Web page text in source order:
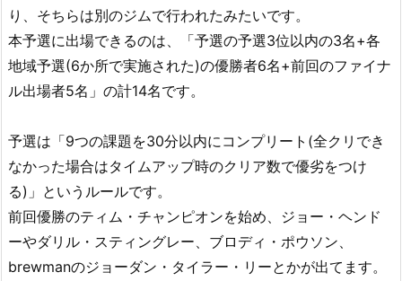
り、そちらは別のジムで行われたみたいです。
本予選に出場できるのは、「予選の予選3位以内の3名+各
地域予選(6か所で実施された)の優勝者6名+前回のファイナ
ル出場者5名」の計14名です。
予選は「9つの課題を30分以内にコンプリート(全クリでき
なかった場合はタイムアップ時のクリア数で優劣をつけ
る)」というルールです。
前回優勝のティム・チャンピオンを始め、ジョー・ヘンド
ーやダリル・スティングレー、ブロディ・ポウソン、
brewmanのジョーダン・タイラー・リーとかが出てます。